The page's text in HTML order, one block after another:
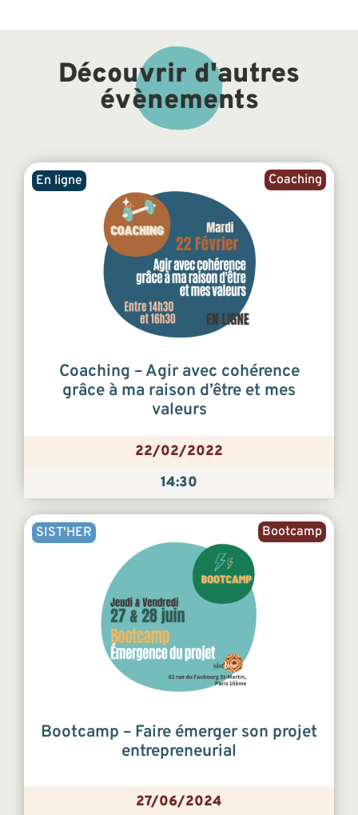
Découvrir d'autres
évènements
Coaching
En ligne
Coaching – Agir avec cohérence
grâce à ma raison d’être et mes
valeurs
22/02/2022
14:30
Bootcamp
SIST'HER
Bootcamp – Faire émerger son projet
entrepreneurial
27/06/2024